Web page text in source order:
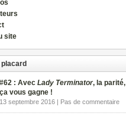
site
placard
#62 : Avec Lady Terminator, la parité,
ça vous gagne !
13 septembre 2016 | Pas de commentaire